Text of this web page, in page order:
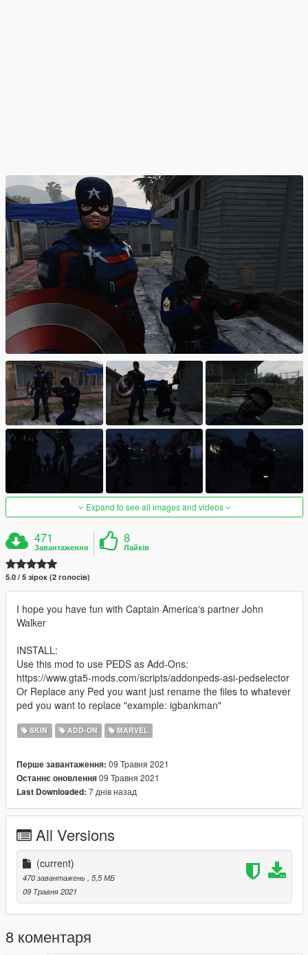
Expand to see all images and videos
471
Завантаження
8
Лайків
5.0 / 5 зірок (2 голосів)
I hope you have fun with Captain America's partner John
Walker
INSTALL:
Use this mod to use PEDS as Add-Ons:
https://www.gta5-mods.com/scripts/addonpeds-asi-pedselector
Or Replace any Ped you want just rename the files to whatever
ped you want to replace "example: igbankman"
SKIN ADD-ON MARVEL
Перше завантаження: 09 Травня 2021
Останнє оновлення09 Травня 2021
Last Downloaded: 7 днів назад
All Versions
(current)
470 завантажень , 5,5 МБ
09 Травня 2021
8 коментаря